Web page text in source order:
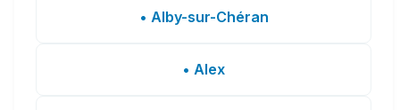
• Alby-sur-Chéran
• Alex